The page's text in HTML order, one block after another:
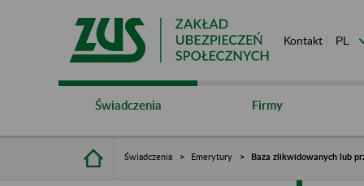
Kontakt
Świadczenia Firmy
Świadczenia Emerytury Baza zlikwidowanych lub